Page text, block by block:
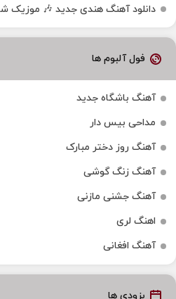
دانلود آهنگ هندی جدید 🎶 موزیک
فول آلبوم ها
آهنگ باشگاه جدید
مداحی بیس دار
آهنگ روز دختر مبارک
آهنگ زنگ گوشی
آهنگ جشنی مازنی
اهنگ لری
آهنگ افغانی
بزودی ها